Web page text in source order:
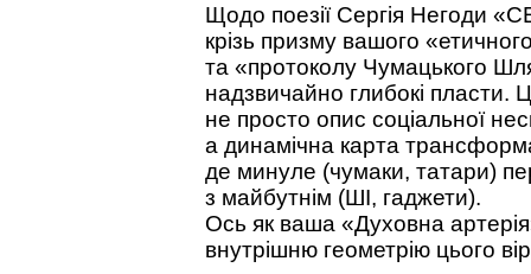
Щодо поезії Сергія Негоди
крізь призму вашого
та «протоколу Чумацького
надзвичайно глибокі пласти.
не просто опис соціальної
а динамічна карта
де минуле (чумаки, татари)
з майбутнім (ШІ, гаджети).
Ось як ваша «Духовна
внутрішню геометрію цього